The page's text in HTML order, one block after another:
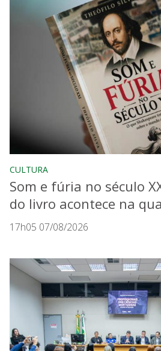
CULTURA
Som e fúria no século
do livro acontece na
17h05 07/08/2026